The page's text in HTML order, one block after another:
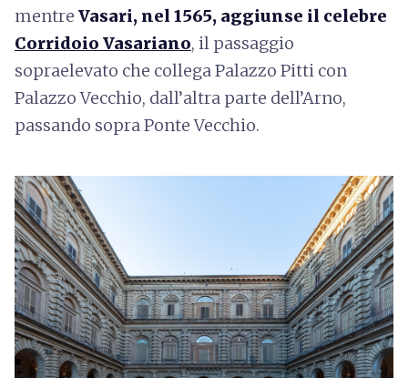
mentre Vasari, nel 1565, aggiunse il celebre
Corridoio Vasariano, il passaggio
sopraelevato che collega Palazzo Pitti con
Palazzo Vecchio, dall’altra parte dell’Arno,
passando sopra Ponte Vecchio.